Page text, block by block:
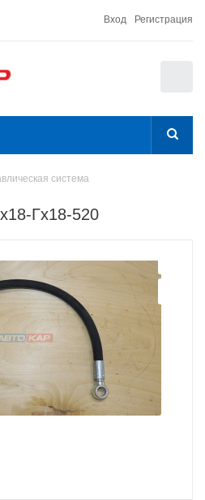
Вход Регистрация
система
Гх18-520